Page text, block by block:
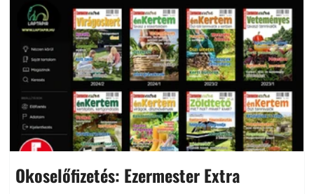
Okoselőfizetés: Ezermester Extra